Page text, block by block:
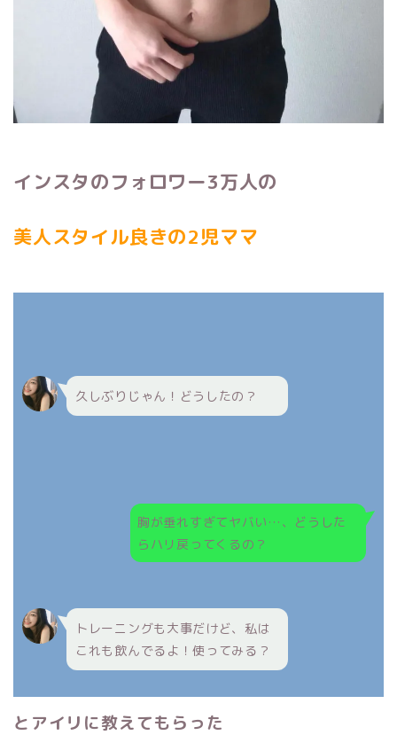
インスタのフォロワー3万人の
美人スタイル良きの2児ママ
久しぶりじゃん！どうしたの？
胸が垂れすぎてヤバい…、どうした
らハリ戻ってくるの？
トレーニングも大事だけど、私は
これも飲んでるよ！使ってみる？
とアイリに教えてもらった